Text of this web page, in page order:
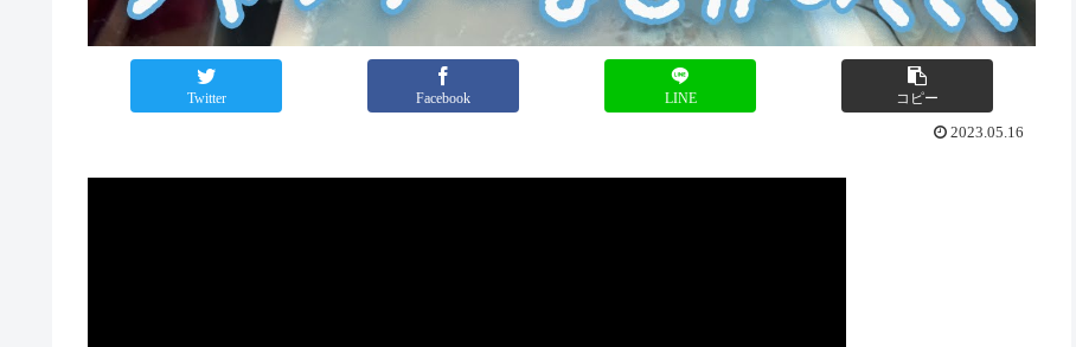
Twitter Facebook LINE コピー
2023.05.16